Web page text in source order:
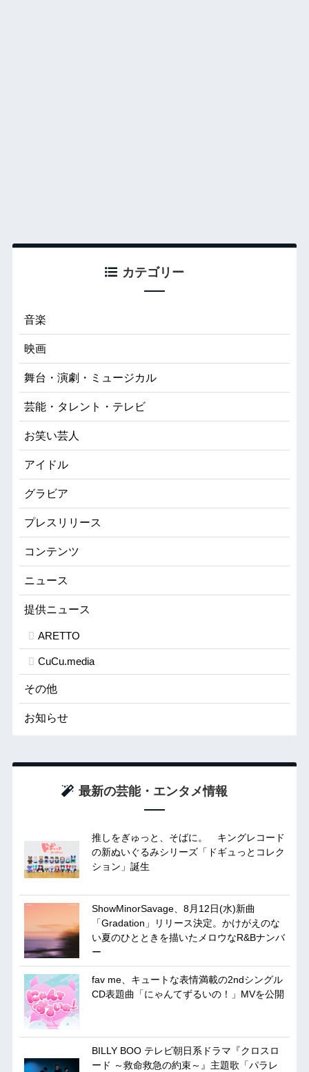
カテゴリー
音楽
映画
舞台・演劇・ミュージカル
芸能・タレント・テレビ
お笑い芸人
アイドル
グラビア
プレスリリース
コンテンツ
ニュース
提供ニュース
ARETTO
CuCu.media
その他
お知らせ
最新の芸能・エンタメ情報
推しをぎゅっと、そばに。 キングレコード
の新ぬいぐるみシリーズ「ドギュっとコレク
ション」誕生
ShowMinorSavage、8月12日(水)新曲
「Gradation」リリース決定。かけがえのな
い夏のひとときを描いたメロウなR&Bナンバ
ー
fav me、キュートな表情満載の2ndシングル
CD表題曲「にゃんてずるいの！」MVを公開
BILLY BOO テレビ朝日系ドラマ『クロスロ
ード ～救命救急の約束～』主題歌「パラレ